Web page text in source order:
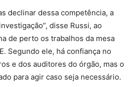
declinar dessa competência, a
disse Russi, ao
de perto os trabalhos da mesa
Segundo ele, há confiança no
e dos auditores do órgão, mas o
para agir caso seja necessário.